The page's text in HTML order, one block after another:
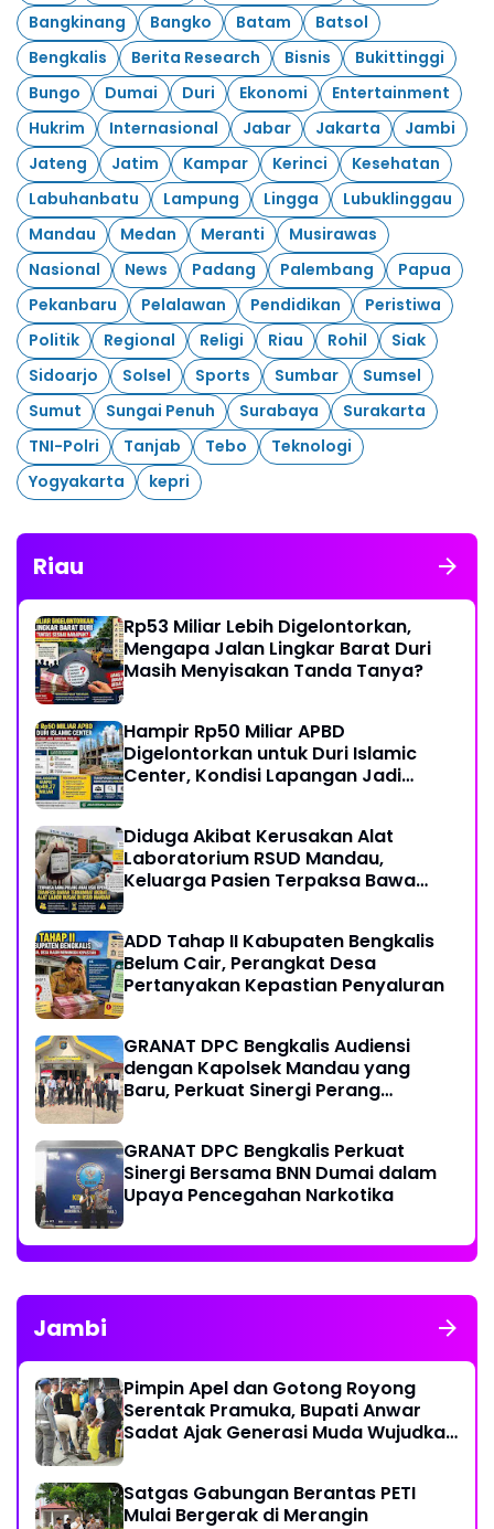
Bangkinang
Bangko Batam
Batsol
Bengkalis
Berita Research Bisnis
Bukittinggi
Bungo
Dumai Duri Ekonomi
Entertainment
Hukrim
Internasional Jabar Jakarta
Jambi
Jateng
Jatim Kampar Kerinci
Kesehatan
Labuhanbatu
Lampung Lingga
Lubuklinggau
Mandau
Medan Meranti
Musirawas
Nasional
News Padang Palembang
Papua
Pekanbaru
Pelalawan Pendidikan
Peristiwa
Politik
Regional Religi Riau Rohil
Siak
Sidoarjo
Solsel Sports Sumbar
Sumsel
Sumut
Sungai Penuh Surabaya
Surakarta
TNI-Polri
Tanjab Tebo
Teknologi
Yogyakarta
kepri
Riau
Rp53 Miliar Lebih Digelontorkan,
Mengapa Jalan Lingkar Barat Duri
Masih Menyisakan Tanda Tanya?
Hampir Rp50 Miliar APBD
Digelontorkan untuk Duri Islamic
Center, Kondisi Lapangan Jadi
Diduga Akibat Kerusakan Alat
Laboratorium RSUD Mandau,
Keluarga Pasien Terpaksa Bawa
Transfusi Darah
ADD Tahap II Kabupaten Bengkalis
Belum Cair, Perangkat Desa
Pertanyakan Kepastian Penyaluran
GRANAT DPC Bengkalis Audiensi
dengan Kapolsek Mandau yang
Baru, Perkuat Sinergi Perang
GRANAT DPC Bengkalis Perkuat
Sinergi Bersama BNN Dumai dalam
Upaya Pencegahan Narkotika
Jambi
Pimpin Apel dan Gotong Royong
Serentak Pramuka, Bupati Anwar
Sadat Ajak Generasi Muda Wujudkan
Satgas Gabungan Berantas PETI
Mulai Bergerak di Merangin